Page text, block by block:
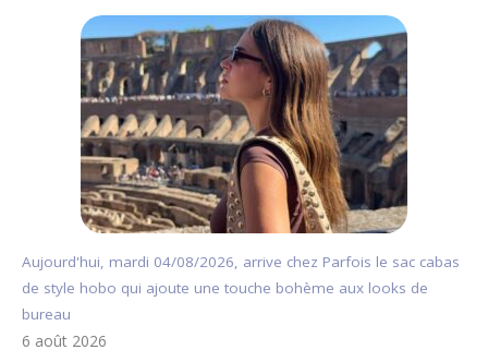
Aujourd'hui, mardi 04/08/2026, arrive chez Parfois le sac cabas
de style hobo qui ajoute une touche bohème aux looks de
bureau
6 août 2026